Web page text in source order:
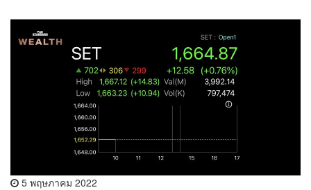
5 พฤษภาคม 2022